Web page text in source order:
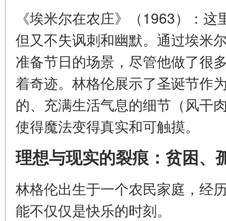
《埃米尔在农庄》（1963）：
但又不失讽刺和幽默。通过埃米
准备节日的场景，尽管他做了很
着奇迹。林格伦展示了圣诞节作
的、充满生活气息的细节（风干
使得魔法变得真实和可触摸。
理想与现实的裂痕：贫困、
林格伦出生于一个农民家庭，经
能不仅仅是快乐的时刻。